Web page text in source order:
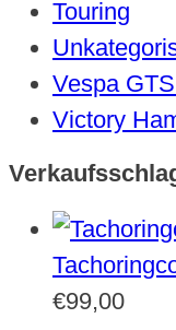
Touring
Vespa
Victory
€99,00